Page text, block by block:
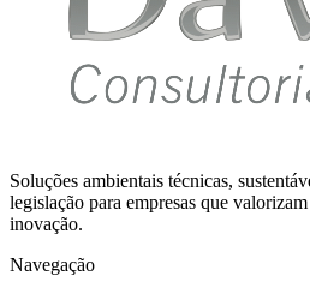
Soluções ambientais técnicas,
legislação para empresas que
inovação.
Navegação